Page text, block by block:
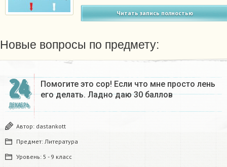
Читать запись полностью
Новые вопросы по предмету:
24
ДЕКАБРЬ
Помогите это сор! Если что мне просто лень
его делать. Ладно даю 30 баллов​
Автор: dastankott
Предмет: Литература
Уровень: 5 - 9 класс